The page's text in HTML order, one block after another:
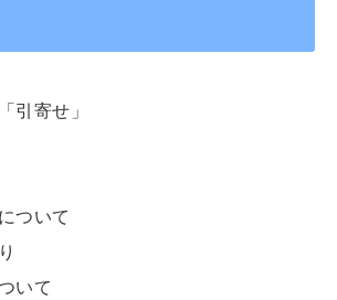
引寄せ」
ついて
いて